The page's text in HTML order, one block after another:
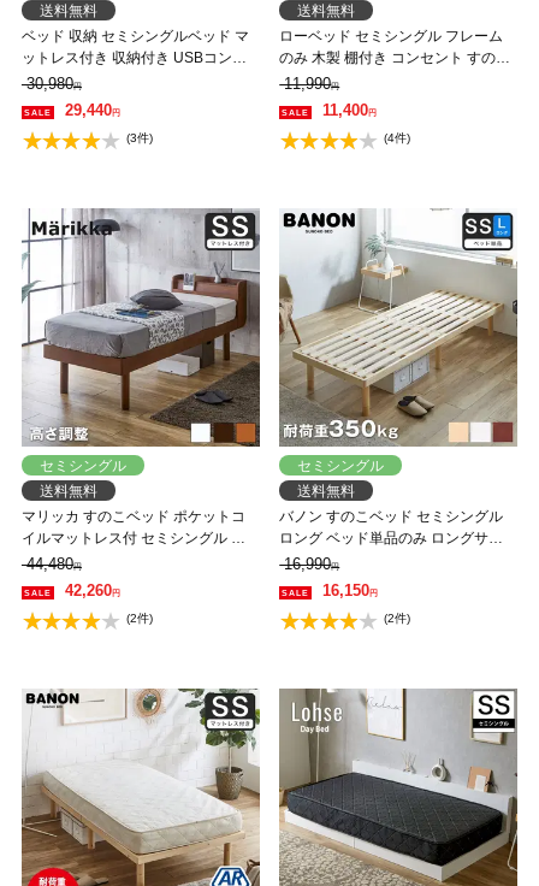
送料無料
ベッド 収納 セミシングルベッド マ
ットレス付き 収納付き USBコンセ
ント付き zesto ゼスト セミシングル
高密度バリューポケットコイルマッ
トレス付き すのこベッド 引き出し
付きベッド zesto 木製ベッド【AR】
30,980円
29,440円
(3件)
送料無料
ローベッド セミシングル フレーム
のみ 木製 棚付き コンセント すのこ
ベッド フロアベッド セミシングル
11,990円
11,400円
(4件)
セミシングル
送料無料
マリッカ すのこベッド ポケットコ
イルマットレス付 セミシングル 木
製ベッド 天然木 高さ3段階調節 棚・
コンセント付き ナチュラル ホワイ
ト ブラウン 北欧調 【大型家具配
送】
44,480円
42,260円
(2件)
セミシングル
送料無料
バノン すのこベッド セミシングル
ロング ベッド単品のみ ロングサイ
ズ 長さ210cm 木製 耐荷重350kg 組
立簡単 ヘッドレス 高さ4段階
16,990円
16,150円
(2件)